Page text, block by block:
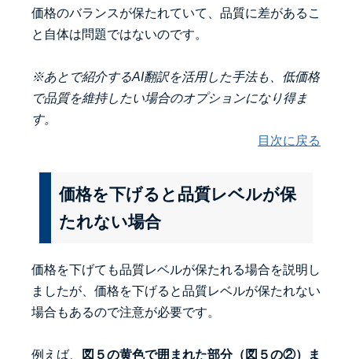
価格のバランスが保たれていて、品質に差があるこ
と自体は問題ではないのです。
※あとで紹介するAI翻訳を活用した手法も、低価格
で品質を維持したい場合のオプションになり得ま
す。
目次に戻る
価格を下げると品質レベルが保
たれない場合
価格を下げても品質レベルが保たれる場合を説明し
ましたが、価格を下げると品質レベルが保たれない
場合もあるので注意が必要です。
例えば、
図５の黄色で囲まれた部分（図５の②）ま